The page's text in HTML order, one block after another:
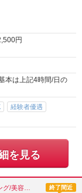
円
本は上記4時間/日の
経験者優遇
を見る
終了間近